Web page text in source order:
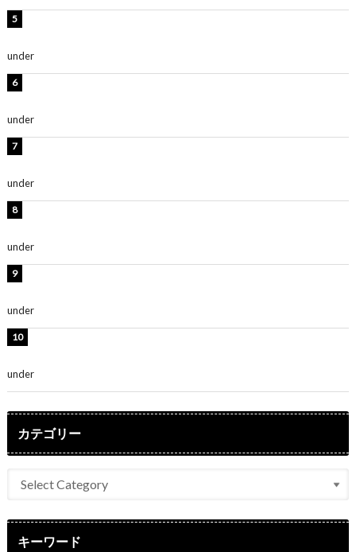
under
under
under
under
under
under
カテゴリー
キーワード